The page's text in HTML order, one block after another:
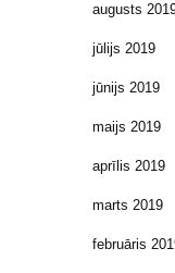
augusts
jūlijs 2019
jūnijs 2019
maijs 2019
aprīlis 2019
marts 2019
februāris